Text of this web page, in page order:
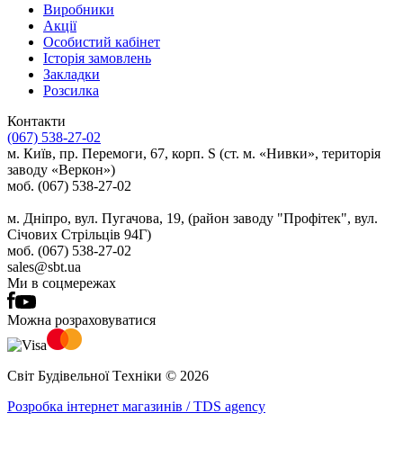
Виробники
Акції
Особистий кабінет
Історія замовлень
Закладки
Розсилка
Контакти
(067) 538-27-02
м. Київ, пр. Перемоги, 67, корп. S (ст. м. «Нивки», територія
заводу «Веркон»)
моб. (067) 538-27-02
м. Дніпро, вул. Пугачова, 19, (район заводу "Профітек", вул.
Січових Стрільців 94Г)
моб. (067) 538-27-02
sales@sbt.ua
Ми в соцмережах
Можна розраховуватися
Світ Будівельної Tехніки © 2026
Розробка інтернет магазинів / TDS agency